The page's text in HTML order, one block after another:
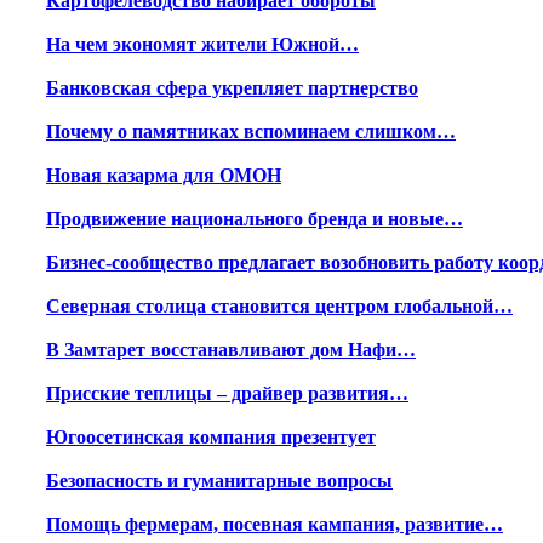
На чем экономят жители Южной…
Банковская сфера укрепляет партнерство
Почему о памятниках вспоминаем слишком…
Новая казарма для ОМОН
Продвижение национального бренда и новые…
Бизнес-сообщество предлагает возобновить работу
Северная столица становится центром глобальной…
В Замтарет восстанавливают дом Нафи…
Присские теплицы – драйвер развития…
Югоосетинская компания презентует
Безопасность и гуманитарные вопросы
Помощь фермерам, посевная кампания, развитие…